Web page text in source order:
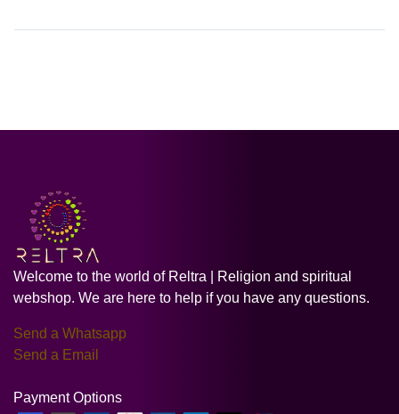
Welcome to the world of Reltra | Religion and spiritual
webshop. We are here to help if you have any questions.
Send a Whatsapp
Send a Email
Payment Options